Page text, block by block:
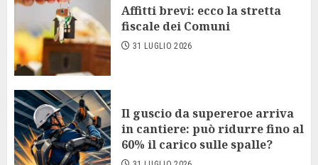
Affitti brevi: ecco la stretta
fiscale dei Comuni
31 LUGLIO 2026
Il guscio da supereroe arriva
in cantiere: può ridurre fino al
60% il carico sulle spalle?